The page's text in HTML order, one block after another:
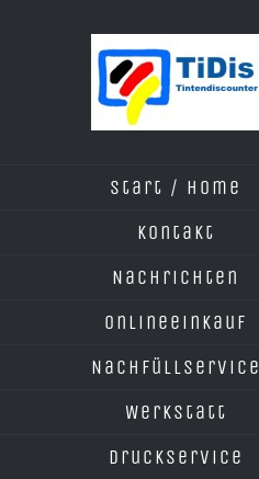
Start / Home
Kontakt
Nachrichten
Onlineeinkauf
Nachfüllservice
Werkstatt
Druckservice